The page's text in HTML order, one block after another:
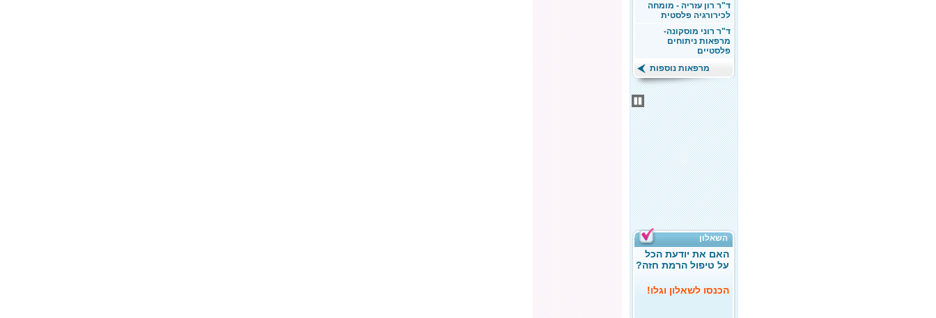
ד"ר רון עזריה - מומחה
לכירורגיה פלסטית
ד"ר רוני מוסקונה-
מרפאות ניתוחים
פלסטיים
מרפאות נוספות
השאלון
האם את יודעת הכל
על טיפול הרמת חזה?
הכנסו לשאלון וגלו!